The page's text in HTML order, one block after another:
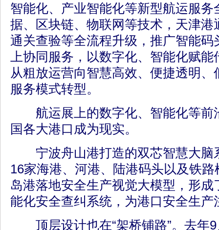
智能化、产业智能化等新型航运服务
据、区块链、物联网等技术，天津港
通关查验等全流程升级，推广智能码
上协同服务，以数字化、智能化赋能
从粗放运营向智慧高效、便捷透明
服务模式转型。
航运展上的数字化、智能化等前
国各大港口成为现实。
宁波舟山港打造的双芯智慧大脑
16家海港、河港、陆港码头以及铁
岛港落地安全生产视觉大模型，形
能化安全查纠系统，为港口安全生
顶层设计也在“架桥铺路”。去年9